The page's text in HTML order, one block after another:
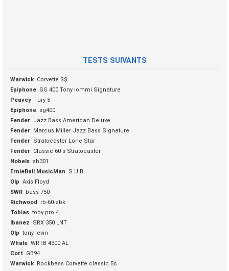
TESTS SUIVANTS
Warwick Corvette $$
Epiphone SG 400 Tony Iommi Signature
Peavey Fury 5
Epiphone sg400
Fender Jazz Bass American Deluxe
Fender Marcus Miller Jazz Bass Signature
Fender Stratocaster Lone Star
Fender Classic 60 s Stratocaster
Nobels sb301
ErnieBall MusicMan
S.U.B
Olp Axis Floyd
SWR bass 750
Richwood
rb-60-ebk
Tobias toby pro 4
Ibanez
SRX 350 LNT
Olp tony levin
Whale WRTB 4300 AL
Cort
GB94
Warwick Rockbass Corvette classic 5c